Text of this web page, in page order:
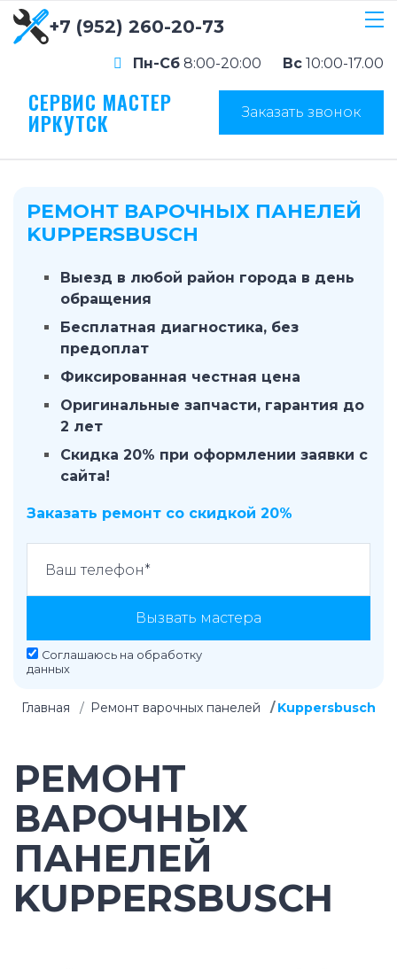
+7 (952) 260-20-73
Пн-Сб 8:00-20:00 Вс 10:00-17.00
СЕРВИС МАСТЕР
ИРКУТСК Заказать звонок
РЕМОНТ ВАРОЧНЫХ ПАНЕЛЕЙ
KUPPERSBUSCH
Выезд в любой район города в день
обращения
Бесплатная диагностика, без
предоплат
Фиксированная честная цена
Оригинальные запчасти, гарантия до
2 лет
Скидка 20% при оформлении заявки с
сайта!
Заказать ремонт со скидкой 20%
Вызвать мастера
Соглашаюсь на обработку
данных
Главная Ремонт варочных панелей Kuppersbusch
РЕМОНТ
ВАРОЧНЫХ
ПАНЕЛЕЙ
KUPPERSBUSCH